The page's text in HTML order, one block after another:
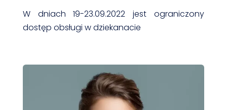
W dniach 19-23.09.2022 jest ograniczony
dostęp obsługi w dziekanacie